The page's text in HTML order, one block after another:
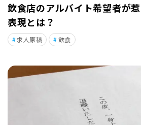
飲食店のアルバイト希望者が
表現とは？
求人原稿 飲食